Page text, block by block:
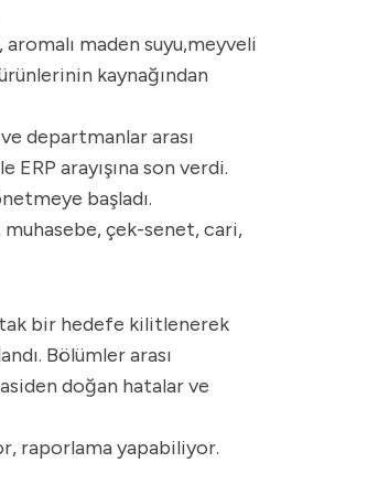
maden suyu,meyveli
kaynağından
departmanlar arası
arayışına son verdi.
başladı.
muhasebe, çek-senet, cari,
bir hedefe kilitlenerek
Bölümler arası
doğan hatalar ve
raporlama yapabiliyor.